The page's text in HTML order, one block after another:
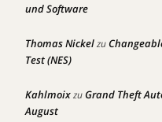
und Software
Thomas Nickelzu
Test (NES)
KahlmoixzuGrand Theft
August